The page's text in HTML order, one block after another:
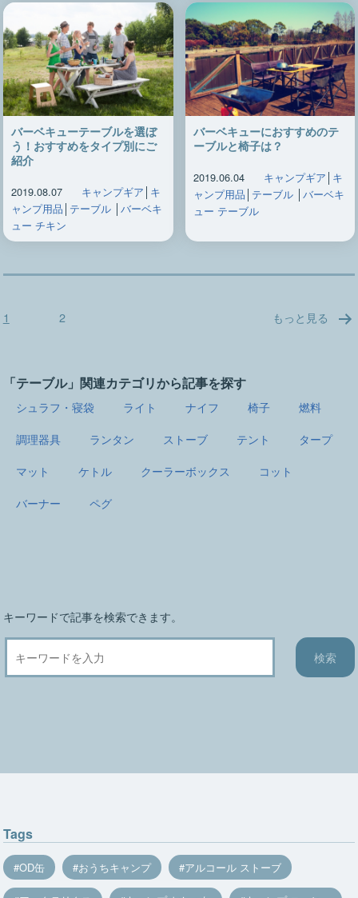
バーベキューテーブルを選ぼ
う！おすすめをタイプ別にご
紹介
2019.08.07 キャンプギア キ
ャンプ用品 テーブル│ バーベキ
ュー チキン
バーベキューにおすすめのテ
ーブルと椅子は？
2019.06.04 キャンプギア キ
ャンプ用品 テーブル│ バーベキ
ュー テーブル
投
ペ
ジ
送
り
1 2 もっと見る
「テーブル」関連カテゴリから記事を探す
シュラフ・寝袋 ライト ナイフ 椅子
燃料
調理器具
ランタン ストーブ テント
タープ
マット
ケトル クーラーボックス
コット
バーナー
ペグ
キーワードで記事を検索できます。
Tags
OD缶 おうちキャンプ アルコール ストーブ